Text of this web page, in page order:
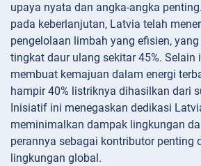
upaya nyata dan angka-angka
pada keberlanjutan, Latvia telah
pengelolaan limbah yang efisien,
tingkat daur ulang sekitar 45%. Selain
membuat kemajuan dalam energi
hampir 40% listriknya dihasilkan dari
Inisiatif ini menegaskan dedikasi
meminimalkan dampak lingkungan
perannya sebagai kontributor penting
lingkungan global.